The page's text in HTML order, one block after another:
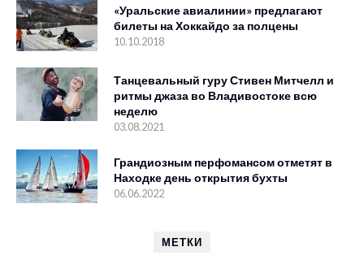
«Уральские авиалинии» предлагают
билеты на Хоккайдо за полцены
10.10.2018
Танцевальный гуру Стивен Митчелл и
ритмы джаза во Владивостоке всю
неделю
03.08.2021
Грандиозным перфомансом отметят в
Находке день открытия бухты
06.06.2022
МЕТКИ